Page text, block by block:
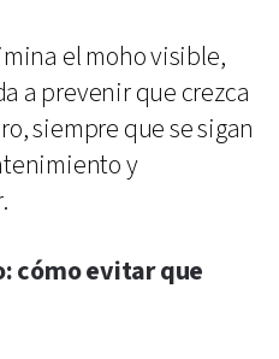
el moho visible,
a prevenir que crezca
siempre que se sigan
y
cómo evitar que